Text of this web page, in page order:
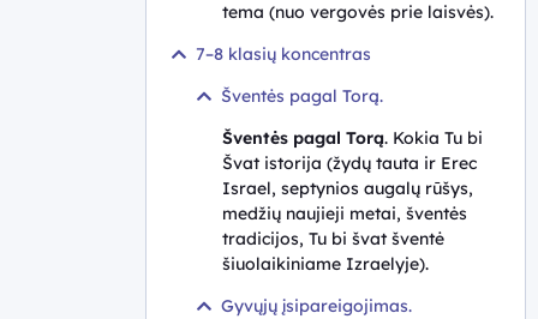
tema (nuo vergovės prie laisvės).
7–8 klasių koncentras
Šventės pagal Torą.
Šventės pagal Torą. Kokia Tu bi
Švat istorija (žydų tauta ir Erec
Israel, septynios augalų rūšys,
medžių naujieji metai, šventės
tradicijos, Tu bi švat šventė
šiuolaikiniame Izraelyje).
Gyvųjų įsipareigojimas.